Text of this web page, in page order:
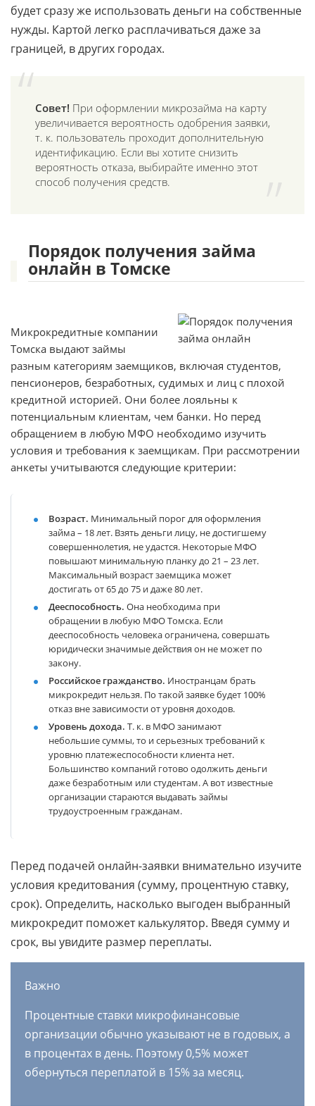
будет сразу же использовать деньги на собственные
нужды. Картой легко расплачиваться даже за
границей, в других городах.
Совет! При оформлении микрозайма на карту
увеличивается вероятность одобрения заявки,
т. к. пользователь проходит дополнительную
идентификацию. Если вы хотите снизить
вероятность отказа, выбирайте именно этот
способ получения средств.
Порядок получения займа
онлайн в Томске
Микрокредитные компании
Томска выдают займы
разным категориям заемщиков, включая студентов,
пенсионеров, безработных, судимых и лиц с плохой
кредитной историей. Они более лояльны к
потенциальным клиентам, чем банки. Но перед
обращением в любую МФО необходимо изучить
условия и требования к заемщикам. При рассмотрении
анкеты учитываются следующие критерии:
Возраст. Минимальный порог для оформления
займа – 18 лет. Взять деньги лицу, не достигшему
совершеннолетия, не удастся. Некоторые МФО
повышают минимальную планку до 21 – 23 лет.
Максимальный возраст заемщика может
достигать от 65 до 75 и даже 80 лет.
Дееспособность. Она необходима при
обращении в любую МФО Томска. Если
дееспособность человека ограничена, совершать
юридически значимые действия он не может по
закону.
Российское гражданство. Иностранцам брать
микрокредит нельзя. По такой заявке будет 100%
отказ вне зависимости от уровня доходов.
Уровень дохода. Т. к. в МФО занимают
небольшие суммы, то и серьезных требований к
уровню платежеспособности клиента нет.
Большинство компаний готово одолжить деньги
даже безработным или студентам. А вот известные
организации стараются выдавать займы
трудоустроенным гражданам.
Перед подачей онлайн-заявки внимательно изучите
условия кредитования (сумму, процентную ставку,
срок). Определить, насколько выгоден выбранный
микрокредит поможет калькулятор. Введя сумму и
срок, вы увидите размер переплаты.
Важно
Процентные ставки микрофинансовые
организации обычно указывают не в годовых, а
в процентах в день. Поэтому 0,5% может
обернуться переплатой в 15% за месяц.